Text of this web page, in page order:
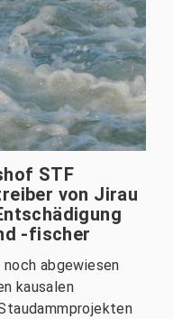
STF
von Jirau
-fischer
abgewiesen
kausalen